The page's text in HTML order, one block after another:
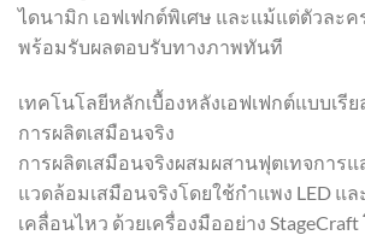
ไดนามิก เอฟเฟกต์พิเศษ และแม้แต่ตัวละค
พร้อมรับผลตอบรับทางภาพทันที
เทคโนโลยีหลักเบื้องหลังเอฟเฟกต์แบบเรี
การผลิตเสมือนจริง
การผลิตเสมือนจริงผสมผสานฟุตเทจการ
แวดล้อมเสมือนจริงโดยใช้กำแพง LED แ
เคลื่อนไหว ด้วยเครื่องมืออย่าง